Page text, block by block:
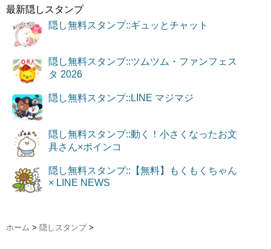
最新隠しスタンプ
隠し無料スタンプ::ギュッとチャット
隠し無料スタンプ::ツムツム・ファンフェス
タ 2026
隠し無料スタンプ::LINE マジマジ
隠し無料スタンプ::動く！小さくなったお文
具さん×ポインコ
隠し無料スタンプ::【無料】もくもくちゃん
× LINE NEWS
ホーム > 隠しスタンプ >